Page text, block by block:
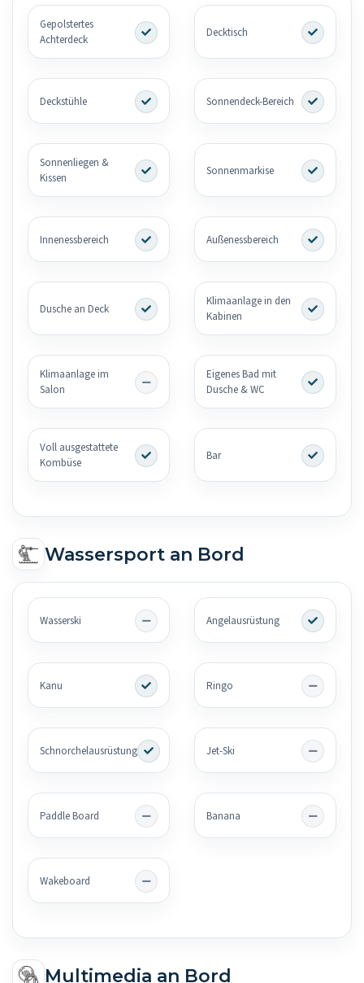
Gepolstertes
Achterdeck
Decktisch
Deckstühle Sonnendeck-Bereich
Sonnenliegen &
Kissen
Sonnenmarkise
Innenessbereich Außenessbereich
Dusche an Deck
Klimaanlage in den
Kabinen
Klimaanlage im
Salon
Eigenes Bad mit
Dusche & WC
Voll ausgestattete
Kombüse
Bar
Wassersport an Bord
Wasserski Angelausrüstung
Kanu Ringo
Schnorchelausrüstung Jet-Ski
Paddle Board Banana
Wakeboard
Multimedia an Bord